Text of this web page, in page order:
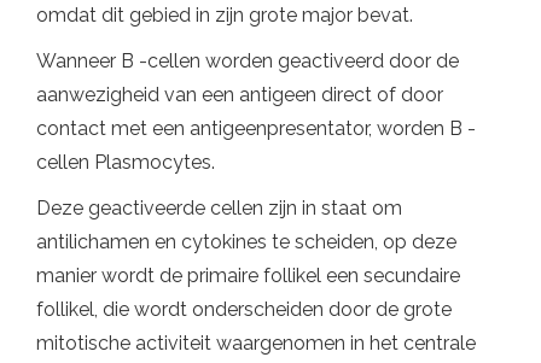
omdat dit gebied in zijn grote major bevat.
Wanneer B -cellen worden geactiveerd door de
aanwezigheid van een antigeen direct of door
contact met een antigeenpresentator, worden B -
cellen Plasmocytes.
Deze geactiveerde cellen zijn in staat om
antilichamen en cytokines te scheiden, op deze
manier wordt de primaire follikel een secundaire
follikel, die wordt onderscheiden door de grote
mitotische activiteit waargenomen in het centrale